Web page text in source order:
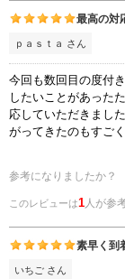
最高の対
ｐａｓｔａ さん
今回も数回目の度付
したいことがあった
応していただきまし
がってきたのもすご
参考になりましたか？
このレビューは1 人が参
素早く到
いちご さん